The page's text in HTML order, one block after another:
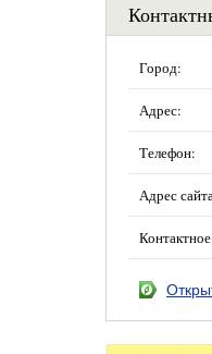
Город:
Адрес:
Телефон:
Адрес